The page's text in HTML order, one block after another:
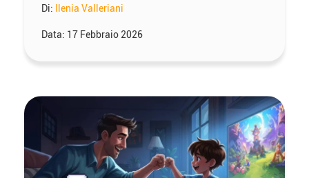
Di: Ilenia Valleriani
Data: 17 Febbraio 2026